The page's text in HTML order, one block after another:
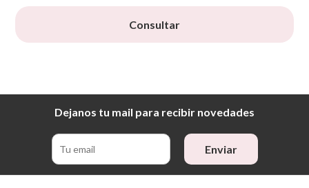
Consultar
Dejanos tu mail para recibir novedades
Enviar